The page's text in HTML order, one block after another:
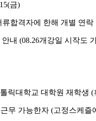
금)
합격자에 한해 개별 연락
내 (08.26개강일 시작도
릭대학교 대학원 재학생
무 가능한자 (고정스케즐